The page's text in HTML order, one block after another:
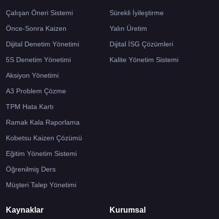
Çalışan Öneri Sistemi
Önce-Sonra Kaizen
Dijital Denetim Yönetimi
5S Denetim Yönetimi
Aksiyon Yönetimi
A3 Problem Çözme
TPM Hata Kartı
Ramak Kala Raporlama
Kobetsu Kaizen Çözümü
Eğitim Yönetim Sistemi
Öğrenilmiş Ders
Müşteri Talep Yönetimi
Sürekli İyileştirme
Yalın Üretim
Dijital İSG Çözümleri
Kalite Yönetim Sistemi
Kaynaklar Kurumsal